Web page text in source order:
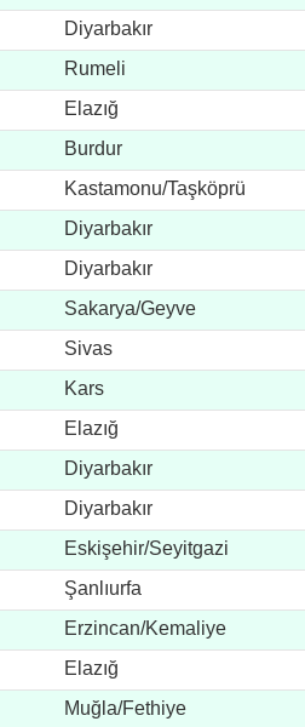
Diyarbakır
Rumeli
Elazığ
Burdur
Kastamonu/Taşköprü
Diyarbakır
Diyarbakır
Sakarya/Geyve
Sivas
Kars
Elazığ
Diyarbakır
Diyarbakır
Eskişehir/Seyitgazi
Şanlıurfa
Erzincan/Kemaliye
Elazığ
Muğla/Fethiye